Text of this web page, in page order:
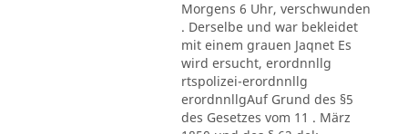
Morgens 6 Uhr, verschwunden
. Derselbe und war bekleidet
mit einem grauen Jaqnet Es
wird ersucht, erordnnllg
rtspolizei-erordnnllg
erordnnllgAuf Grund des §5
des Gesetzes vom 11 . März